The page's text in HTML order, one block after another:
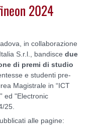
2024
in collaborazione
S.r.l., bandisce due
di premi di studio
e studenti pre-
Magistrale in “ICT
ed "Electronic
25.
alle pagine: